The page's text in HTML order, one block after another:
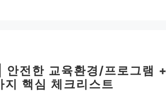
안전한 교육환경/프로그램 +
핵심 체크리스트